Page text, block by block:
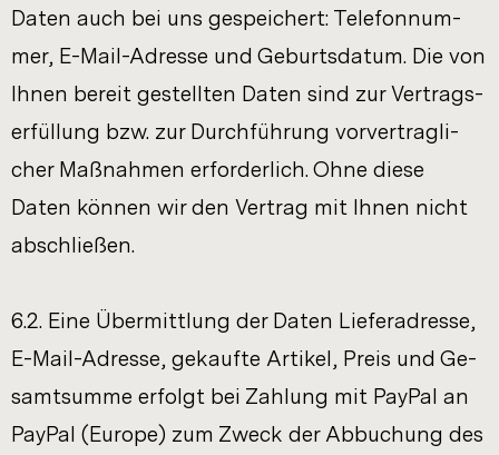
Daten auch bei uns ge­spei­chert: Te­le­fon­num­
mer, E-​Mail-Adresse und Ge­burts­da­tum. Die von
Ihnen be­reit ge­stell­ten Daten sind zur Ver­trags­
er­fül­lung bzw. zur Durch­füh­rung vor­ver­trag­li­
cher Maß­nah­men er­for­der­lich. Ohne diese
Daten kön­nen wir den Ver­trag mit Ihnen nicht
ab­schlie­ßen.
6.2. Eine Über­mitt­lung der Daten Lie­fer­adres­se,
E-​Mail-Adresse, ge­kauf­te Ar­ti­kel, Preis und Ge­
samt­sum­me er­folgt bei Zah­lung mit Pay­Pal an
Pay­Pal (Eu­ro­pe) zum Zweck der Ab­bu­chung des